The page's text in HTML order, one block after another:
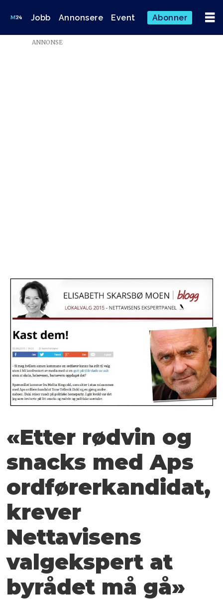
Jobb Annonsere Event Abonner
ANNONSE
«Etter rødvin og
snacks med Aps
ordførerkandidat,
krever
Nettavisens
valgekspert at
byrådet må gå»